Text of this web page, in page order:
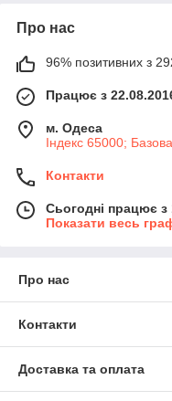
Про нас
96% позитивних з 292
Працює з
м. Одеса
Індекс 65000;
Контакти
Сьогодні працює з
Показати весь
Про нас
Контакти
Доставка та оплата